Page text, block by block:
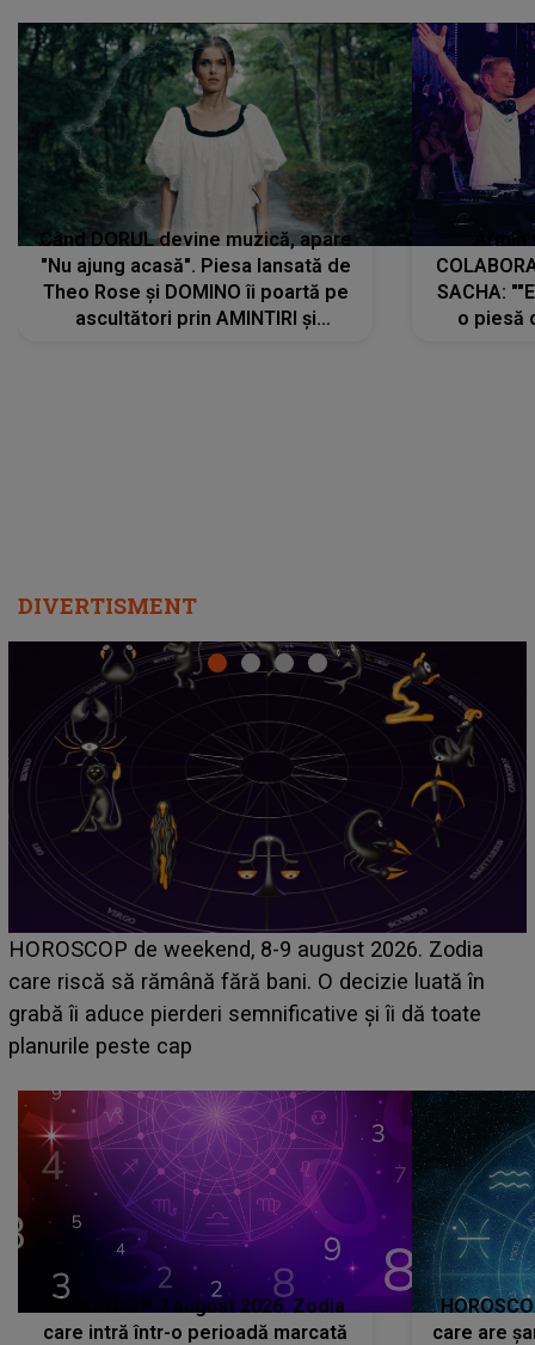
Când DORUL devine muzică, apare
"Nu ajung acasă". Piesa lansată de
Theo Rose și DOMINO îi poartă pe
ascultători prin AMINTIRI și
SACHA:
o piesă
DIVERTISMENT
Emanuel a ținut ACEST DETALIU ASCUNS până
acum! În fața Alexandrei, concurentul din Casa Iubirii
face o MĂRTURISIRE NEAȘTEPTATĂ despre mama
sa: "I-am spus și ei în față, eu nu te iubesc pentru
HOROSCOP 7 august 2026. Zodia
care intră într-o perioadă marcată
care are